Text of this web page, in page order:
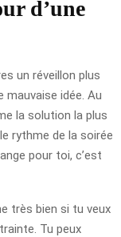
d’une
un réveillon plus
mauvaise idée. Au
la solution la plus
rythme de la soirée
pour toi, c’est
très bien si tu veux
Tu peux